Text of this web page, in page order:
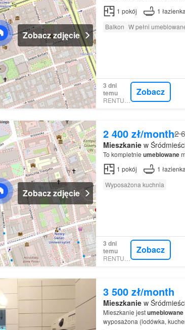
Zobacz zdjęcie
1 pokój 1 łazienka
Balkon W pełni
3 dni
temu
RENTUMO
Zobacz
Zobacz zdjęcie
2 400 zł/month2
Mieszkaniew
To kompletnie umeblowane
1 pokój 1 łazienka
Wyposażona kuchnia
3 dni
temu
Zobacz
3 500 zł/month
Mieszkaniew
Mieszkanie jestumeblowane
wyposażona (lodówka,